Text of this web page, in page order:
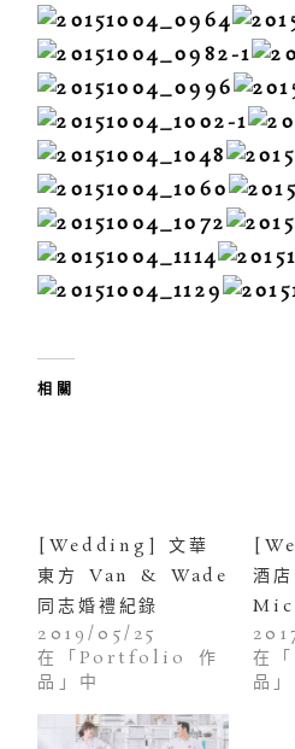
相關
[Wedding] 文華
東方 Van & Wade
同志婚禮紀錄
2019/05/25
在「Portfolio 作
品」中
酒
在
品